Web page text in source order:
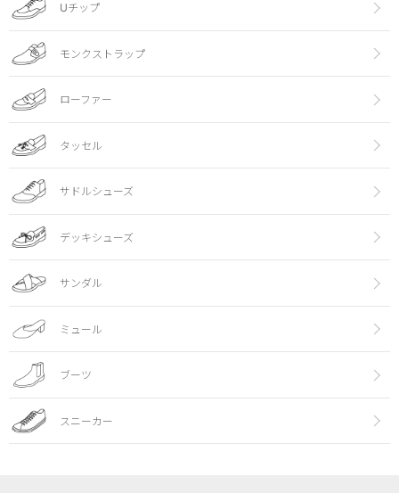
Uチップ
モンクストラップ
ローファー
タッセル
サドルシューズ
デッキシューズ
サンダル
ミュール
ブーツ
スニーカー